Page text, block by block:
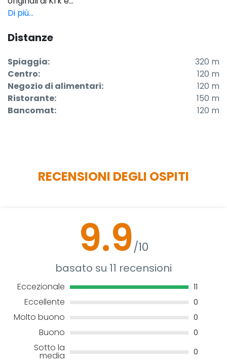
Di più...
Distanze
Spiaggia:
320 m
Centro:
120 m
Negozio di alimentari:
120 m
Ristorante:
150 m
Bancomat:
120 m
RECENSIONI DEGLI OSPITI
9.9/10
basato su 11 recensioni
Eccezionale 11
Eccellente 0
Molto buono 0
Buono 0
Sotto la
media 0